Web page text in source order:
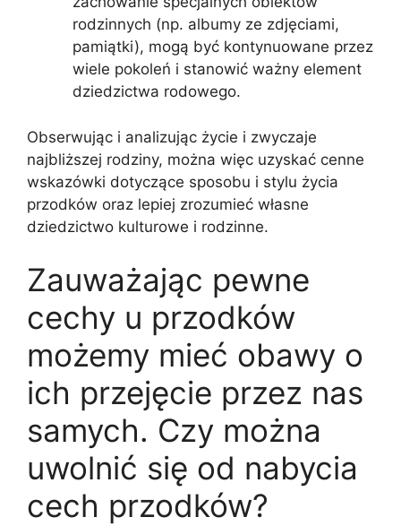
rodzinnych (np. albumy ze zdjęciami,
pamiątki), mogą być kontynuowane przez
wiele pokoleń i stanowić ważny element
dziedzictwa rodowego.
Obserwując i analizując życie i zwyczaje
najbliższej rodziny, można więc uzyskać cenne
wskazówki dotyczące sposobu i stylu życia
przodków oraz lepiej zrozumieć własne
dziedzictwo kulturowe i rodzinne.
Zauważając pewne
cechy u przodków
możemy mieć obawy o
ich przejęcie przez nas
samych. Czy można
uwolnić się od nabycia
cech przodków?